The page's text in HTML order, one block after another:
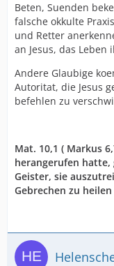
Beten, Suenden
falsche okkulte
und Retter
an Jesus, das Leben
Andere Glaubige
Autoritat, die Jesus
befehlen zu
Mat. 10,1 ( Markus
herangerufen
Geister, sie
Gebrechen zu heilen